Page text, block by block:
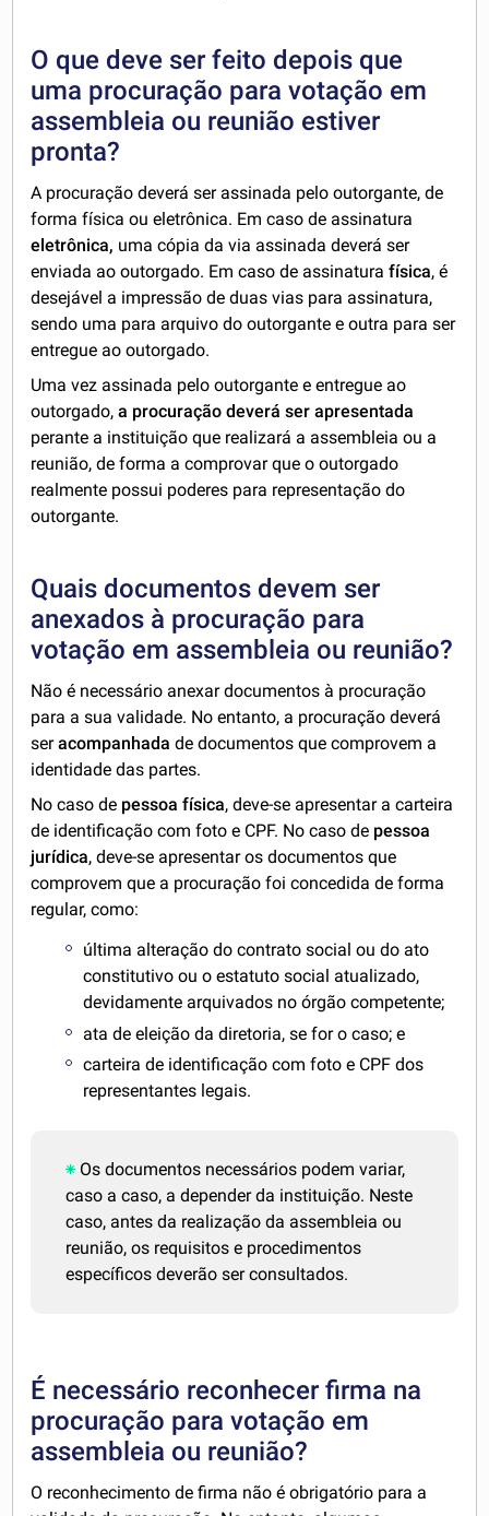
O que deve ser feito depois que
uma procuração para votação em
assembleia ou reunião estiver
pronta?
A procuração deverá ser assinada pelo outorgante, de
forma física ou eletrônica. Em caso de assinatura
eletrônica, uma cópia da via assinada deverá ser
enviada ao outorgado. Em caso de assinaturafísica, é
desejável a impressão de duas vias para assinatura,
sendo uma para arquivo do outorgante e outra para ser
entregue ao outorgado.
Uma vez assinada pelo outorgante e entregue ao
outorgado,a procuração deverá ser apresentada
perante a instituição que realizará a assembleia ou a
reunião, de forma a comprovar que o outorgado
realmente possui poderes para representação do
outorgante.
Quais documentos devem ser
anexados à procuração para
votação em assembleia ou reunião?
Não é necessário anexar documentos à procuração
para a sua validade. No entanto, a procuração deverá
seracompanhada de documentos que comprovem a
identidade das partes.
No caso de pessoa física, deve-se apresentar a carteira
de identificação com foto e CPF. No caso de pessoa
jurídica, deve-se apresentar os documentos que
comprovem que a procuração foi concedida de forma
regular, como:
última alteração do contrato social ou do ato
constitutivo ou o estatuto social atualizado,
devidamente arquivados no órgão competente;
ata de eleição da diretoria, se for o caso; e
carteira de identificação com foto e CPF dos
representantes legais.
Os documentos necessários podem variar,
caso a caso, a depender da instituição. Neste
caso, antes da realização da assembleia ou
reunião, os requisitos e procedimentos
específicos deverão ser consultados.
É necessário reconhecer firma na
procuração para votação em
assembleia ou reunião?
O reconhecimento de firma não é obrigatório para a